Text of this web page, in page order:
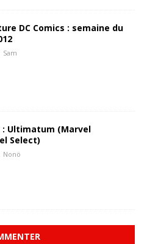
DC Comics : semaine du
Sam
: Ultimatum (Marvel
Select)
Nonö